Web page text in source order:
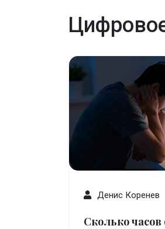
Денис Коренев
Сколько часов